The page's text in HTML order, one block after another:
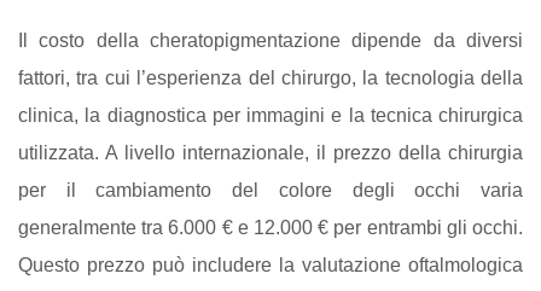
Il costo della cheratopigmentazione dipende da diversi
fattori, tra cui l’esperienza del chirurgo, la tecnologia della
clinica, la diagnostica per immagini e la tecnica chirurgica
utilizzata. A livello internazionale, il prezzo della chirurgia
per il cambiamento del colore degli occhi varia
generalmente tra 6.000 € e 12.000 € per entrambi gli occhi.
Questo prezzo può includere la valutazione oftalmologica